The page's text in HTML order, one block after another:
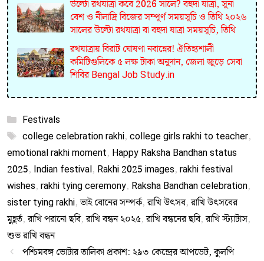
উল্টো রথযাত্রা কবে 2026 সালে? বহুদা যাত্রা, সুনা
বেশ ও নীলাদ্রি বিজের সম্পূর্ণ সময়সূচি ও তিথি ২০২৬
সালের উল্টো রথযাত্রা বা বহুদা যাত্রা সময়সূচি, তিথি
রথযাত্রায় বিরাট ঘোষণা নবান্নের! ঐতিহ্যশালী
কমিটিগুলিকে ৫ লক্ষ টাকা অনুদান, জেলা জুড়ে সেবা
শিবির Bengal Job Study.in
Categories
Festivals
Tags
college celebration rakhi, college girls rakhi to teacher,
emotional rakhi moment, Happy Raksha Bandhan status
2025, Indian festival, Rakhi 2025 images, rakhi festival
wishes, rakhi tying ceremony, Raksha Bandhan celebration,
sister tying rakhi,ভাই বোনের সম্পর্ক,রাখি উৎসব,রাখি উৎসবের
মুহূর্ত,রাখি পরানো ছবি,রাখি বন্ধন ২০২৫,রাখি বন্ধনের ছবি,রাখি স্ট্যাটাস,
শুভ রাখি বন্ধন
পশ্চিমবঙ্গ ভোটার তালিকা প্রকাশ: ২৯৩ কেন্দ্রের আপডেট, কুলপি